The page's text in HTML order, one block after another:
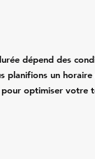
dépend des
planifions un
pour optimiser votre